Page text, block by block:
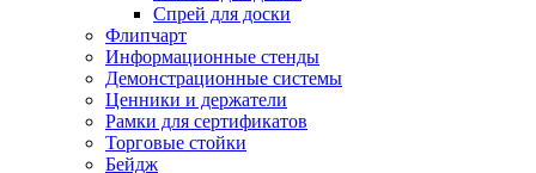
Спрей для доски
Флипчарт
Информационные стенды
Демонстрационные системы
Ценники и держатели
Рамки для сертификатов
Торговые стойки
Бейдж